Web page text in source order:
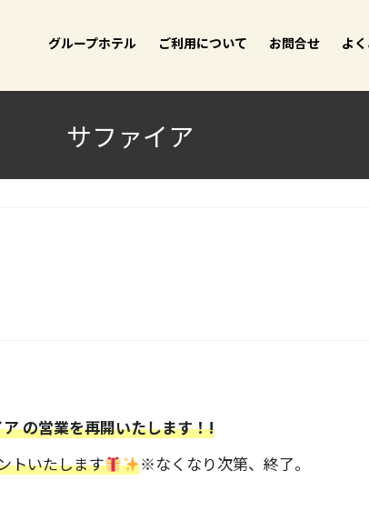
グループホテル ご利用について お問合せ よ
サファイア
の営業を再開いたします！!
トいたします
※なくなり次第、終了。